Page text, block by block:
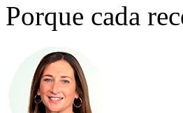
Porque cada